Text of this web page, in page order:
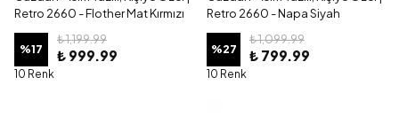
Retro 2660 - Flother Mat Kırmızı
%17
₺ 1,199.99
₺ 999.99
10 Renk
Retro 2660 - Napa Siyah
%27
₺ 1,099.99
₺ 799.99
10 Renk